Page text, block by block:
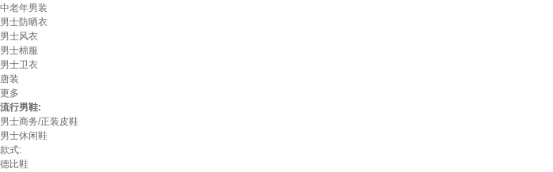
中老年男装
男士防晒衣
男士风衣
男士棉服
男士卫衣
唐装
更多
流行男鞋:
男士商务/正装皮鞋
男士休闲鞋
款式:
德比鞋